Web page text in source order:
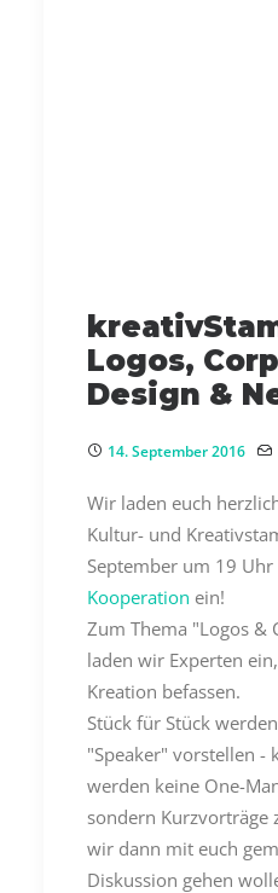
Logos,
Design &
14. September 2016
Wir laden euch
Kultur- und
September um 19 Uhr
Kooperation ein!
Zum Thema "Logos &
laden wir Experten
Kreation befassen.
Stück für Stück
"Speaker" vorstellen -
werden keine One-
sondern Kurzvorträge
wir dann mit euch
Diskussion gehen